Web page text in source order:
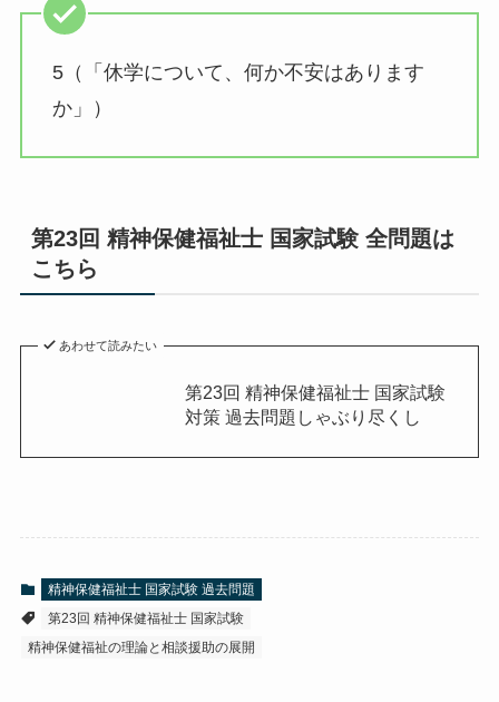
5（「休学について、何か不安はあります
か」）
第23回 精神保健福祉士 国家試験 全問題は
こちら
あわせて読みたい
第23回 精神保健福祉士 国家試験
対策 過去問題しゃぶり尽くし
精神保健福祉士 国家試験 過去問題
第23回 精神保健福祉士 国家試験
精神保健福祉の理論と相談援助の展開